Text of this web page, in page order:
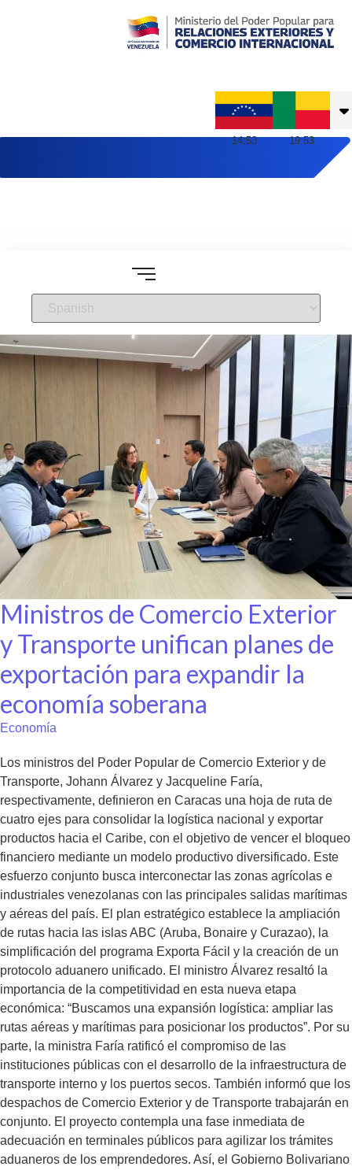
14:53 19:53
Ministros de Comercio Exterior
y Transporte unifican planes de
exportación para expandir la
economía soberana
Economía
Los ministros del Poder Popular de Comercio Exterior y de
Transporte, Johann Álvarez y Jacqueline Faría,
respectivamente, definieron en Caracas una hoja de ruta de
cuatro ejes para consolidar la logística nacional y exportar
productos hacia el Caribe, con el objetivo de vencer el bloqueo
financiero mediante un modelo productivo diversificado. Este
esfuerzo conjunto busca interconectar las zonas agrícolas e
industriales venezolanas con las principales salidas marítimas
y aéreas del país. El plan estratégico establece la ampliación
de rutas hacia las islas ABC (Aruba, Bonaire y Curazao), la
simplificación del programa Exporta Fácil y la creación de un
protocolo aduanero unificado. El ministro Álvarez resaltó la
importancia de la competitividad en esta nueva etapa
económica: “Buscamos una expansión logística: ampliar las
rutas aéreas y marítimas para posicionar los productos”. Por su
parte, la ministra Faría ratificó el compromiso de las
instituciones públicas con el desarrollo de la infraestructura de
transporte interno y los puertos secos. También informó que los
despachos de Comercio Exterior y de Transporte trabajarán en
conjunto. El proyecto contempla una fase inmediata de
adecuación en terminales públicos para agilizar los trámites
aduaneros de los emprendedores. Así, el Gobierno Bolivariano